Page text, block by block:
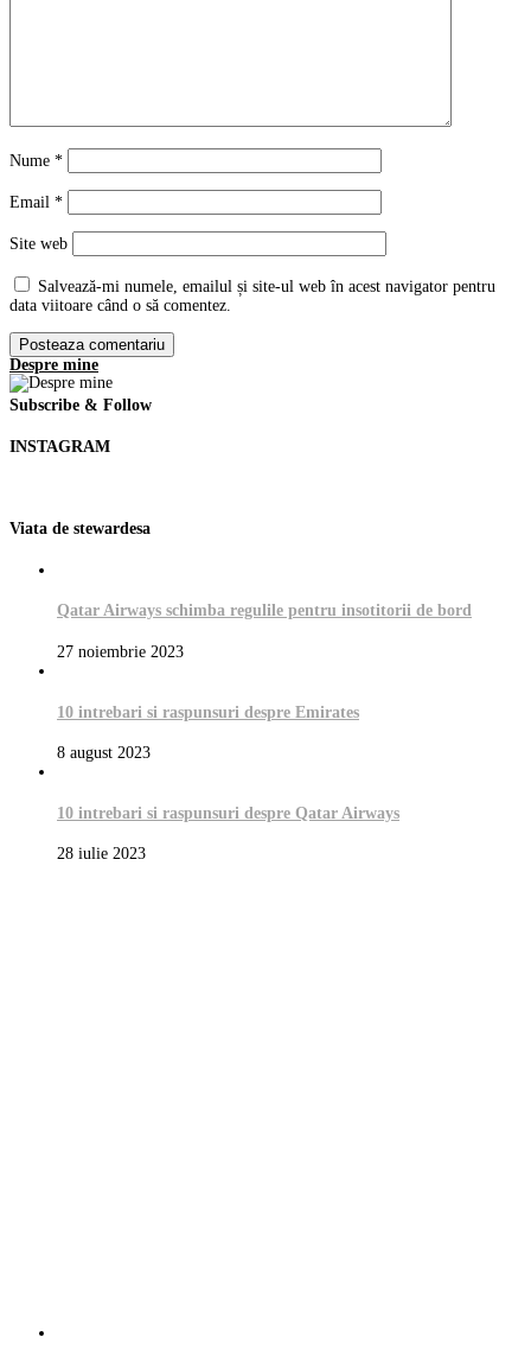
Nume *
Email *
Site web
Salvează-mi numele, emailul și site-ul web în acest navigator pentru
data viitoare când o să comentez.
Despre mine
Subscribe & Follow
INSTAGRAM
Viata de stewardesa
Qatar Airways schimba regulile pentru insotitorii de bord
27 noiembrie 2023
10 intrebari si raspunsuri despre Emirates
8 august 2023
10 intrebari si raspunsuri despre Qatar Airways
28 iulie 2023